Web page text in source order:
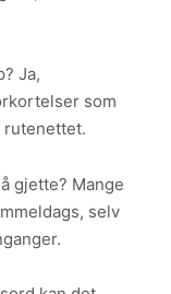
Ja,
som
rutenettet.
gjette? Mange
selv